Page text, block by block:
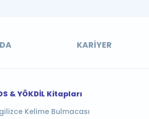
KARIYER
& YÖKDİL Kitapları
Kelime Bulmacası